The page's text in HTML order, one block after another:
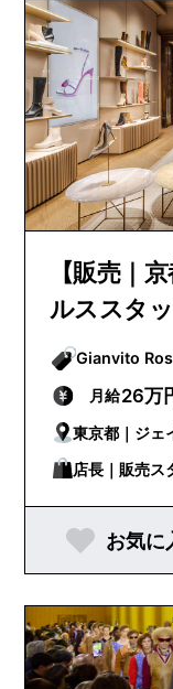
【販売｜
ルススタ
月給26万
東京都｜ジェ
店長｜販売ス
お気に